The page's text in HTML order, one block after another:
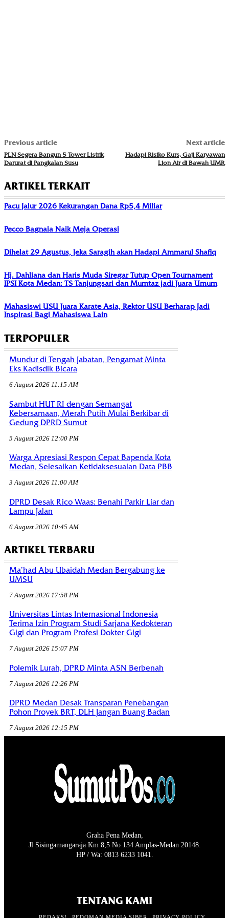
Previous article
PLN Segera Bangun 5 Tower Listrik
Darurat di Pangkalan Susu
Next article
Hadapi Risiko Kurs, Gaji Karyawan
Lion Air di Bawah UMR
ARTIKEL TERKAIT
Pacu Jalur 2026 Kekurangan Dana Rp5,4 Miliar
Pecco Bagnaia Naik Meja Operasi
Dihelat 29 Agustus, Jeka Saragih akan Hadapi Ammarul Shafiq
Hj. Dahliana dan Haris Muda Siregar Tutup Open Tournament
IPSI Kota Medan: TS Tanjungsari dan Mumtaz jadi Juara Umum
Mahasiswi USU Juara Karate Asia, Rektor USU Berharap Jadi
Inspirasi Bagi Mahasiswa Lain
TERPOPULER
Mundur di Tengah Jabatan, Pengamat Minta
Eks Kadisdik Bicara
6 August 2026 11:15 AM
Sambut HUT RI dengan Semangat
Kebersamaan, Merah Putih Mulai Berkibar di
Gedung DPRD Sumut
5 August 2026 12:00 PM
Warga Apresiasi Respon Cepat Bapenda Kota
Medan, Selesaikan Ketidaksesuaian Data PBB
3 August 2026 11:00 AM
DPRD Desak Rico Waas: Benahi Parkir Liar dan
Lampu Jalan
6 August 2026 10:45 AM
ARTIKEL TERBARU
Ma’had Abu Ubaidah Medan Bergabung ke
UMSU
7 August 2026 17:58 PM
Universitas Lintas Internasional Indonesia
Terima Izin Program Studi Sarjana Kedokteran
Gigi dan Program Profesi Dokter Gigi
7 August 2026 15:07 PM
Polemik Lurah, DPRD Minta ASN Berbenah
7 August 2026 12:26 PM
DPRD Medan Desak Transparan Penebangan
Pohon Proyek BRT, DLH Jangan Buang Badan
7 August 2026 12:15 PM
Graha Pena Medan,
Jl Sisingamangaraja Km 8,5 No 134 Amplas-Medan 20148.
HP / Wa: 0813 6233 1041.
TENTANG KAMI